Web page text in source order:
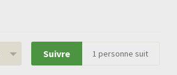
Suivre 1 personne suit